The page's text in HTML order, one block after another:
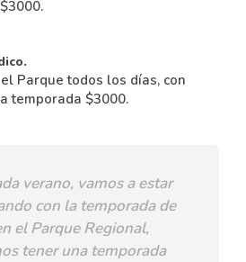
Parque todos los días, con
temporada $3000.
verano, vamos a estar
con la temporada de
el Parque Regional,
tener una temporada